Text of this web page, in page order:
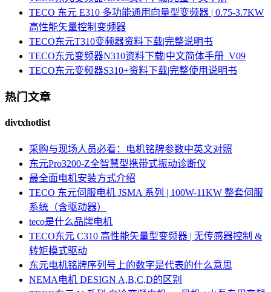
TECO 东元 E310 多功能通用向量型变频器 | 0.75-3.7KW
高性能矢量控制变频器
TECO东元T310变频器资料下载|完整说明书
TECO东元变频器N310资料下载|中文简体手册_V09
TECO东元变频器S310+资料下载|完整使用说明书
热门文章
divtxhotlist
采购与现场人员必看：电机铭牌参数中英文对照
东元Pro3200-Z全智慧型携带式振动诊断仪
最全面电机安装方式介绍
TECO 东元伺服电机 JSMA 系列 | 100W-11KW 整套伺服
系统（含驱动器）
teco是什么品牌电机
TECO东元 C310 高性能矢量型变频器 | 无传感器控制 &
转矩模式驱动
东元电机铭牌序列号上的数字是代表的什么意思
NEMA电机 DESIGN A,B,C,D的区别